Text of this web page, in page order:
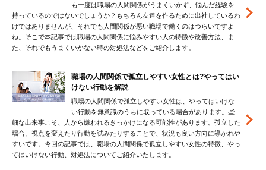
も一度は職場の人間関係がうまくいかず、悩んだ経験を
持っているのではないでしょうか？もちろん友達を作るために出社しているわ
けではありませんが、それでも人間関係が悪い職場で働くのはつらいですよ
ね。そこで本記事では職場の人間関係に悩みやすい人の特徴や改善方法、ま
た、それでもうまくいかない時の対処法などをご紹介します。
職場の人間関係で孤立しやすい女性とは?やってはい
けない行動を解説
職場の人間関係で孤立しやすい女性は、やってはいけな
い行動を無意識のうちに取っている場合があります。些
細な出来事こそ、人から嫌われるきっかけになる可能性があります。孤立した
場合、視点を変えたり行動を試みたりすることで、状況も良い方向に導かれや
すいです。今回の記事では、職場の人間関係で孤立しやすい女性の特徴、やっ
てはいけない行動、対処法についてご紹介いたします。